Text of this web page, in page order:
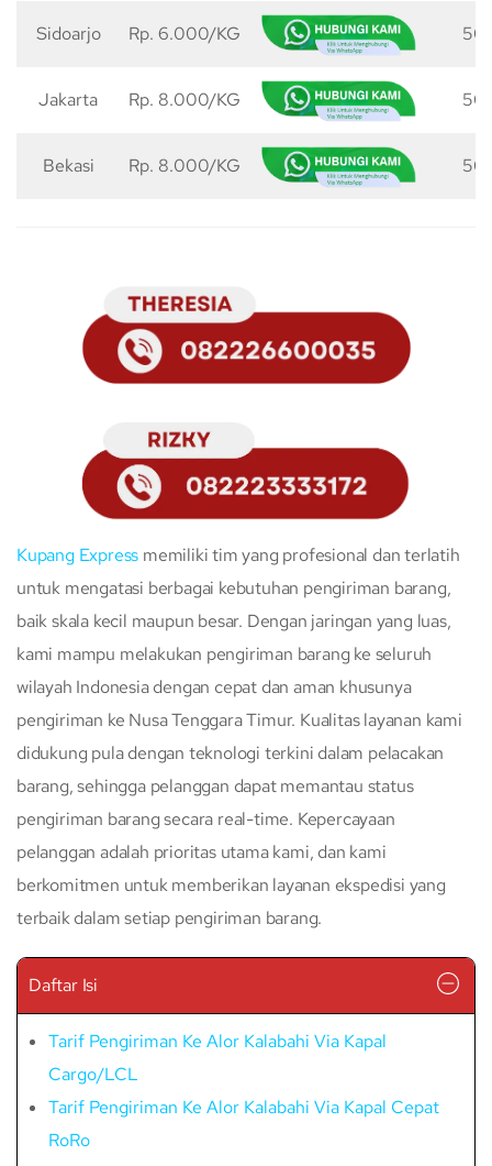
Sidoarjo Rp. 6.000/KG 50
Jakarta Rp. 8.000/KG 50
Bekasi Rp. 8.000/KG 50
Kupang Express memiliki tim yang profesional dan terlatih
untuk mengatasi berbagai kebutuhan pengiriman barang,
baik skala kecil maupun besar. Dengan jaringan yang luas,
kami mampu melakukan pengiriman barang ke seluruh
wilayah Indonesia dengan cepat dan aman khusunya
pengiriman ke Nusa Tenggara Timur. Kualitas layanan kami
didukung pula dengan teknologi terkini dalam pelacakan
barang, sehingga pelanggan dapat memantau status
pengiriman barang secara real-time. Kepercayaan
pelanggan adalah prioritas utama kami, dan kami
berkomitmen untuk memberikan layanan ekspedisi yang
terbaik dalam setiap pengiriman barang.
Daftar Isi
Tarif Pengiriman Ke Alor Kalabahi Via Kapal
Cargo/LCL
Tarif Pengiriman Ke Alor Kalabahi Via Kapal Cepat
RoRo